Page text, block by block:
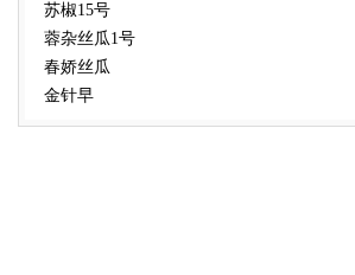
苏椒15号
蓉杂丝瓜1号
春娇丝瓜
金针早